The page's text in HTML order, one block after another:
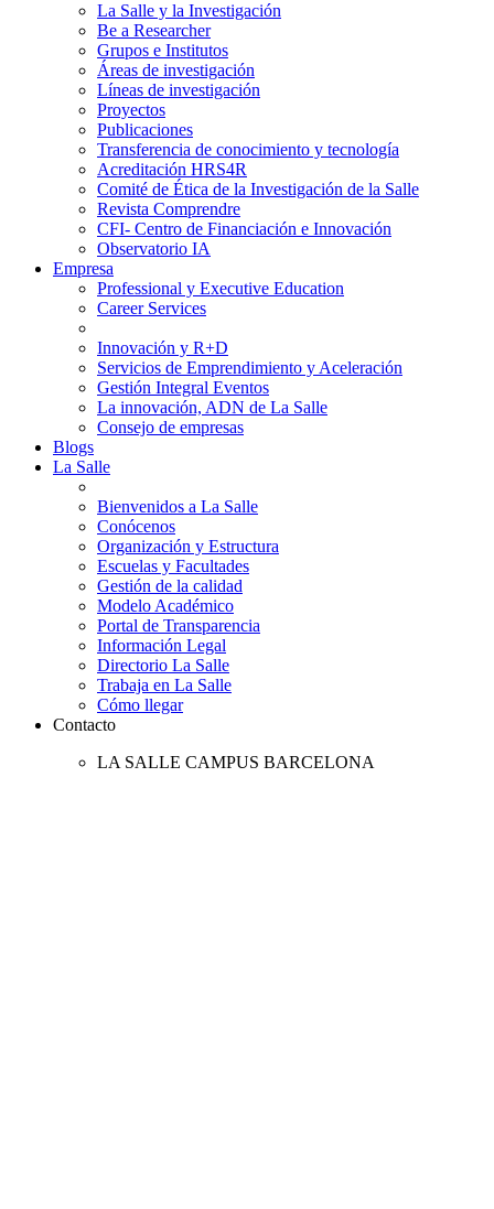
La Salle y la Investigación
Be a Researcher
Grupos e Institutos
Áreas de investigación
Líneas de investigación
Proyectos
Publicaciones
Transferencia de conocimiento y tecnología
Acreditación HRS4R
Comité de Ética de la Investigación de la Salle
Revista Comprendre
CFI- Centro de Financiación e Innovación
Observatorio IA
Empresa
Professional y Executive Education
Career Services
Innovación y R+D
Servicios de Emprendimiento y Aceleración
Gestión Integral Eventos
La innovación, ADN de La Salle
Consejo de empresas
Blogs
La Salle
Bienvenidos a La Salle
Conócenos
Organización y Estructura
Escuelas y Facultades
Gestión de la calidad
Modelo Académico
Portal de Transparencia
Información Legal
Directorio La Salle
Trabaja en La Salle
Cómo llegar
Contacto
LA SALLE CAMPUS BARCELONA